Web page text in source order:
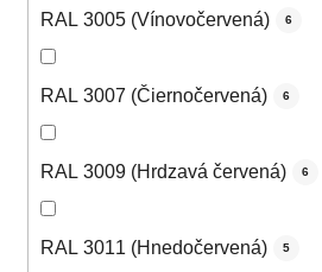
RAL 3005 (Vínovočervená) 6
RAL 3007 (Čiernočervená) 6
RAL 3009 (Hrdzavá červená) 6
RAL 3011 (Hnedočervená) 5